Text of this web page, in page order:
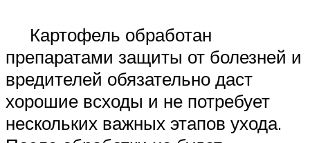
Картофель обработан
препаратами защиты от болезней и
вредителей обязательно даст
хорошие всходы и не потребует
нескольких важных этапов ухода.